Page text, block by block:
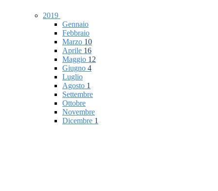
2019
Gennaio
Febbraio
Marzo 10
Aprile 16
Maggio 12
Giugno 4
Luglio
Agosto 1
Settembre
Ottobre
Novembre
Dicembre 1